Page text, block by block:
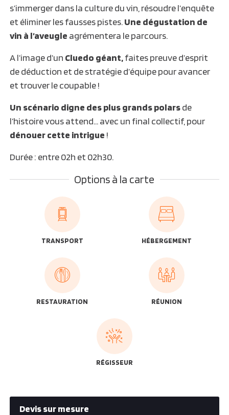
s’immerger dans la culture du vin, résoudre l’enquête
et éliminer les fausses pistes.Une dégustation de
vin à l’aveugle agrémentera le parcours.
A l’image d’un Cluedo géant,faites preuve d’esprit
de déduction et de stratégie d’équipe pour avancer
et trouver le coupable !
Un scénario digne des plus grands polarsde
l’histoire vous attend… avec un final collectif, pour
dénouer cette intrigue !
Durée : entre 02h et 02h30.
Options à la carte
TRANSPORT HÉBERGEMENT
RESTAURATION RÉUNION
RÉGISSEUR
Devis sur mesure